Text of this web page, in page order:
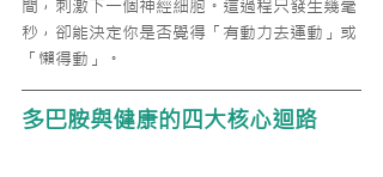
間，刺激下一個神經細胞。這過程只發生幾毫
秒，卻能決定你是否覺得「有動力去運動」或
「懶得動」。
多巴胺與健康的四大核心迴路